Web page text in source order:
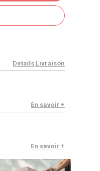
Details Livraison
En savoir +
En savoir +